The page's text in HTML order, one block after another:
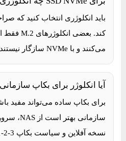
می‌کنند و با NVMe سازگار نیستند.
آیا انکلوژر برای بکاپ
برای بکاپ ساده می‌تواند مفید
نسخه آفلاین و سیاست بکاپ 3-2-1 استفاده شود.